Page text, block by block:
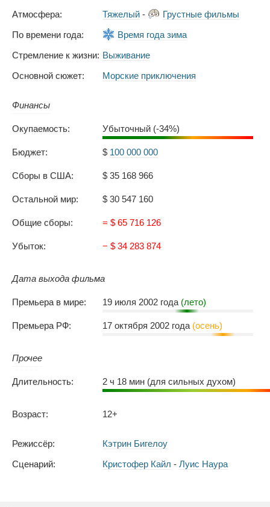
Атмосфера:
Тяжелый -
Грустные фильмы
По времени года:
Время года зима
Стремление к жизни: Выживание
Основной сюжет:
Морские приключения
Финансы
Окупаемость: Убыточный (-34%)
Бюджет: $ 100 000 000
Сборы в США: $ 35 168 966
Остальной мир: $ 30 547 160
Общие сборы: = $ 65 716 126
Убыток: − $ 34 283 874
Дата выхода фильма
Премьера в мире: 19 июля 2002 года (лето)
Премьера РФ: 17 октября 2002 года (осень)
Прочее
Длительность: 2 ч 18 мин (для сильных духом)
Возраст: 12+
Режиссёр:
Кэтрин Бигелоу
Сценарий:
Кристофер Кайл - Луис Наура